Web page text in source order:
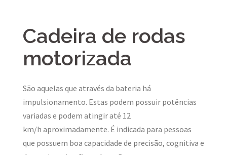
Cadeira de rodas
motorizada
São aquelas que através da bateria há
impulsionamento. Estas podem possuir potências
variadas e podem atingir até 12
km/h aproximadamente. É indicada para pessoas
que possuem boa capacidade de precisão, cognitiva e